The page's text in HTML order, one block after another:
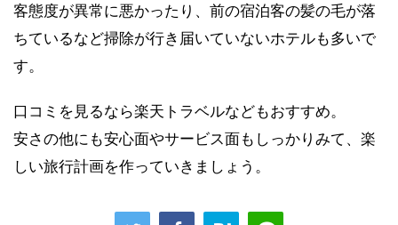
客態度が異常に悪かったり、前の宿泊客の髪の毛が落
ちているなど掃除が行き届いていないホテルも多いで
す。
口コミを見るなら楽天トラベルなどもおすすめ。
安さの他にも安心面やサービス面もしっかりみて、楽
しい旅行計画を作っていきましょう。